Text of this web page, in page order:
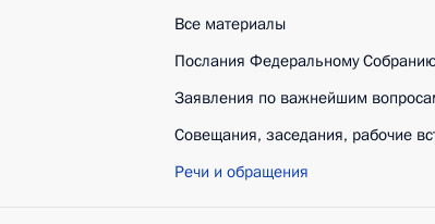
Все материалы
Послания Федеральному
Заявления по важнейшим
Совещания, заседания, рабочие
Речи и обращения